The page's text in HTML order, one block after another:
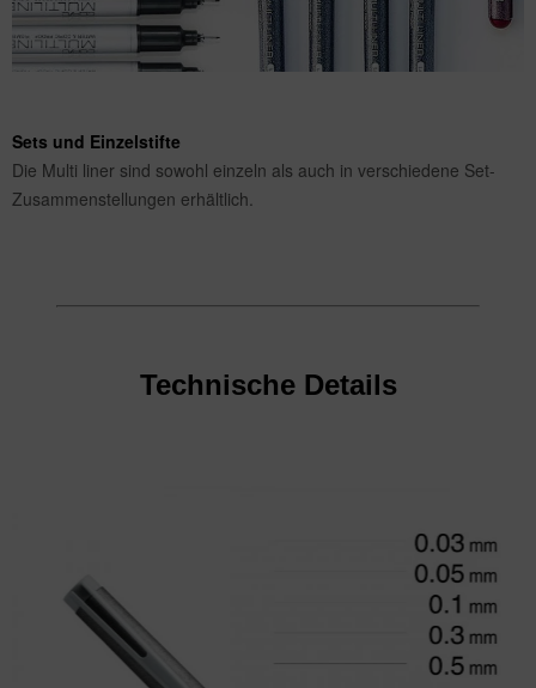
Sets und Einzelstifte
Die Multi liner sind sowohl einzeln als auch in verschiedene Set-
Zusammenstellungen erhältlich.
Technische Details